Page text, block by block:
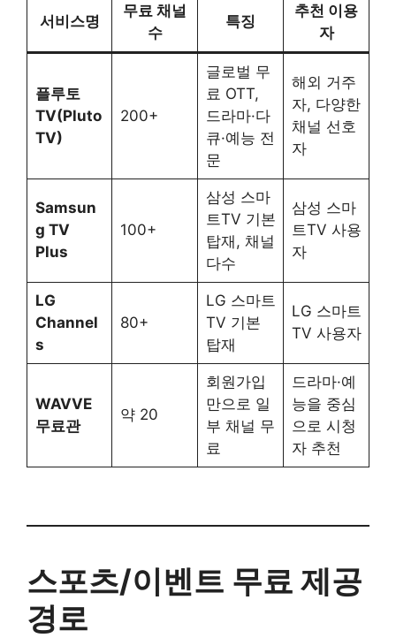
서비스명
무료 채널
수
특징
추천 이용
자
플루토
TV(Pluto
TV)
200+
글로벌 무
료 OTT,
드라마·다
큐·예능 전
문
해외 거주
자, 다양한
채널 선호
자
Samsun
g TV
Plus
100+
삼성 스마
트TV 기본
탑재, 채널
다수
삼성 스마
트TV 사용
자
LG
Channel
s
80+
LG 스마트
TV 기본
탑재
LG 스마트
TV 사용자
WAVVE
무료관
약 20
회원가입
만으로 일
부 채널 무
료
드라마·예
능을 중심
으로 시청
자 추천
스포츠/이벤트 무료 제공
경로